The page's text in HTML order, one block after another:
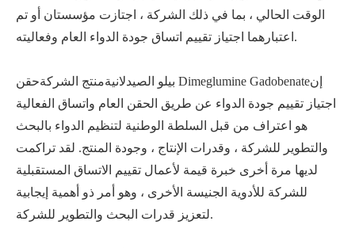
الوقت الحالي ، بما في ذلك الشركة ، اجتازت مؤسستان أو تم
اعتبارهما اجتياز تقييم اتساق جودة الدواء العام وفعاليته.
بيلو الصيدلانيةمنتج الشركة حقن Dimeglumine Gadobenateإن
اجتياز تقييم جودة الدواء عن طريق الحقن العام واتساق الفعالية
هو اعتراف من قبل السلطة الوطنية لتنظيم الدواء بالبحث
والتطوير للشركة ، وقدرات الإنتاج ، وجودة المنتج. لقد تراكمت
لديها مرة أخرى خبرة قيمة لأعمال تقييم الاتساق المستقبلية
للشركة للأدوية الجنيسة الأخرى ، وهو أمر ذو أهمية إيجابية
لتعزيز قدرات البحث والتطوير للشركة.